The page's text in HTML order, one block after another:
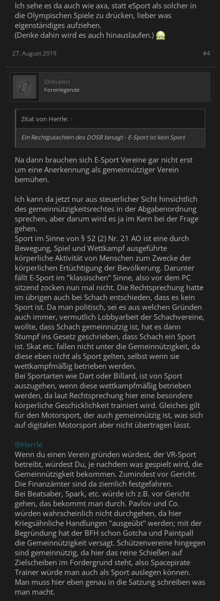
Ich sehe es da auch wie axa, statt eSport als solcher in
die Olympischen Spiele zu drücken, lieber was
eigenständiges aufziehen.
(Denke dahin wird es auch hinauslaufen.)
#4
27. August 2019
Oimann
Forenlegende
Zitat von Herrle: ↑
Ein Rechtgutachten des DOSB besagt - E-Sport ist kein Sport
Na dann brauchen sich E-Sport Vereine gar nicht erst
um eine Anerkennung als gemeinnütziger Verein
bemühen.
Ich kann da jetzt nur aus steuerlicher Sicht hinsichtlich
des gemeinnützigkeitsrechtes in der Abgabenordnung
sprechen, aber darum wird es ja im Kern bei der Frage
gehen.
Sport im Sinne von § 52 (2) Nr. 21 AO ist eine durch
Bewegung, Spiel und Wettkampf ausgeführte
körperliche Aktivität von Menschen zum Zwecke der
körperlichen Ertüchtigung der Bevölkerung. Darunter
fällt E-Sport im "klassischen" Sinne, also vor dem PC
sitzend zocken nun mal nicht. Die Rechtsprechung hatte
im übrigen auch bei Schach entschieden, dass es kein
Sport ist. Da man politisch, sei es aus welchen Gründen
auch immer, vermutlich Lobbyarbeit der Schachvereine,
wollte, dass Schach gemeinnützig ist, hat es dann
Stumpf ins Gesetz geschrieben, dass Schach ein Sport
ist. Skat etc. fallen nicht unter die Gemeinnützigkeit, da
diese eben nicht als Sport gelten, selbst wenn sie
wettkampfmäßig betrieben werden.
Bei Sportarten wie Dart oder Billard, ist von Sport
auszugehen, wenn diese wettkampfmäßig betrieben
werden, da laut Rechtsprechung hier eine besondere
körperliche Geschicklichkeit trainiert wird. Gleiches gilt
für den Motorsport, der auch gemeinnützig ist, was sich
auf digitalen Motorsport aber nicht übertragen lässt.
@Herrle
Wenn du einen Verein gründen würdest, der VR-Sport
betreibt, würdest Du, je nachdem was gespielt wird, die
Gemeinnützigkeit bekommen. Zumindest vor Gericht.
Die Finanzämter sind da ziemlich festgefahren.
Bei Beatsaber, Spark, etc. würde ich z.B. vor Gericht
gehen, das bekommt man durch. Pavlov und Co.
würden wahrscheinlich nicht durchgehen, da hier
Kriegsähnliche Handlungen "ausgeübt" werden; mit der
Begründung hat der BFH schon Gotcha und Paintpall
die Gemeinnützigkeit versagt. Schützenvereine hingegen
sind gemeinnützig, da hier das reine Schießen auf
Zielscheiben im Fordergrund steht, also Spacepirate
Trainer würde man auch als Sport auslegen können.
Man muss hier eben genau in die Satzung schreiben was
man macht.